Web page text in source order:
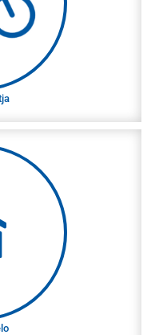
finančno podporo
in ga uporabljate
omogočamo
delom.